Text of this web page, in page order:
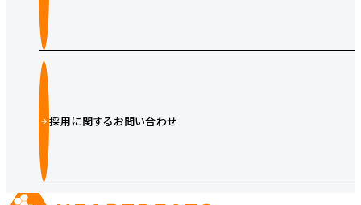
採用に関するお問い合わせ